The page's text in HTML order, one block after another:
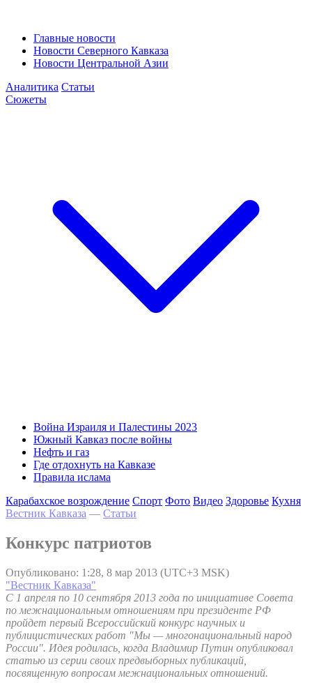
Главные новости
Новости Северного Кавказа
Новости Центральной Азии
Аналитика Статьи
Сюжеты
Война Израиля и Палестины 2023
Южный Кавказ после войны
Нефть и газ
Где отдохнуть на Кавказе
Правила ислама
Карабахское возрождение Спорт Фото Видео Здоровье Кухня
Вестник Кавказа — Статьи
Конкурс патриотов
Опубликовано: 1:28, 8 мар 2013 (UTC+3 MSK)
"Вестник Кавказа"
С 1 апреля по 10 сентября 2013 года по инициативе Совета
по межнациональным отношениям при президенте РФ
пройдет первый Всероссийский конкурс научных и
публицистических работ "Мы — многонациональный народ
России". Идея родилась, когда Владимир Путин опубликовал
статью из серии своих предвыборных публикаций,
посвященную вопросам межнациональных отношений.